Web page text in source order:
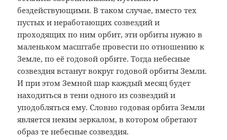
бездействующими. В таком случае, вместо тех
пустых и неработающих созвездий и
проходящих по ним орбит, эти орбиты нужно в
маленьком масштабе провести по отношению к
Земле, по её годовой орбите. Тогда небесные
созвездия встанут вокруг годовой орбиты Земли.
И при этом Земной шар каждый месяц будет
находиться в тени одного из созвездий и
уподобляться ему. Словно годовая орбита Земли
является неким зеркалом, в котором обретают
образ те небесные созвездия.